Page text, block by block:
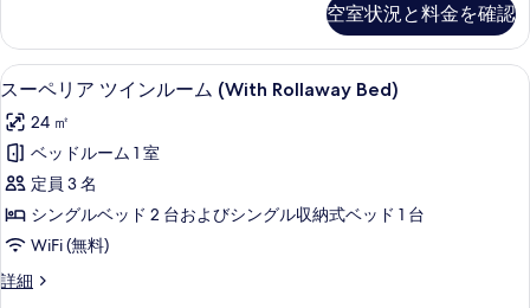
て
の
写
真
を
表
示
す
る
細
ー
ム
の
す
べ
て
の
写
真
ス
ダ
ブ
ル
ー
の
詳
細
空室状況と料金を確認
ス
ー
ペ
リ
ア
ツ
イ
ン
1 室のベッドルーム、高級寝具、羽
6
スーペリア ツインルーム (With Rollaway Bed)
24 ㎡
ベッドルーム 1 室
定員 3 名
シングルベッド 2 台およびシングル収納式ベッド 1 台
WiFi (無料)
詳細
ス